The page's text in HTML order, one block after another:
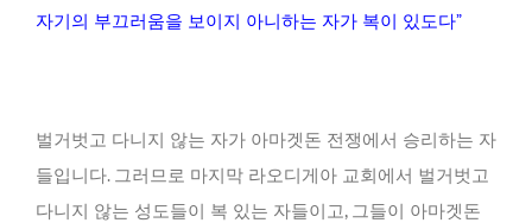
자기의 부끄러움을 보이지 아니하는 자가 복이 있도다”
벌거벗고 다니지 않는 자가 아마겟돈 전쟁에서 승리하는 자
들입니다. 그러므로 마지막 라오디게아 교회에서 벌거벗고
다니지 않는 성도들이 복 있는 자들이고, 그들이 아마겟돈